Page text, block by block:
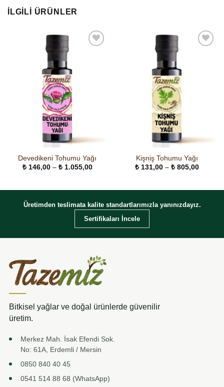
İLGILI ÜRÜNLER
Devedikeni Tohumu Yağı
₺146,00 – ₺1.055,00Fiyat
Kişniş Tohumu Yağı
₺131,00 – ₺805,00Fiyat
Üretimden teslimata kalite standartlarımızla yanınızdayız.
Sertifikaları İncele
Bitkisel yağlar ve doğal ürünlerde güvenilir
üretim.
Merkez Mah. İsak Efendi Sok.
No: 61A, Erdemli / Mersin
0850 840 40 45
0541 514 88 68 (WhatsApp)